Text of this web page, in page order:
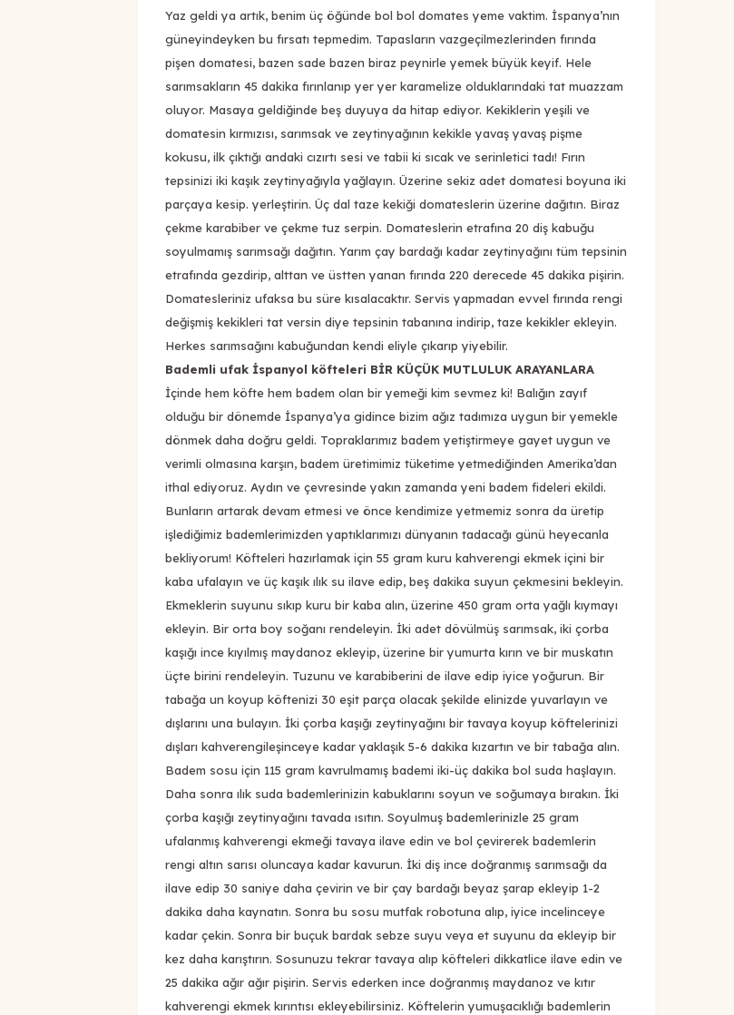
Yaz geldi ya artık, benim üç öğünde bol bol domates yeme vaktim. İspanya’nın
güneyindeyken bu fırsatı tepmedim. Tapasların vazgeçilmezlerinden fırında
pişen domatesi, bazen sade bazen biraz peynirle yemek büyük keyif. Hele
sarımsakların 45 dakika fırınlanıp yer yer karamelize olduklarındaki tat muazzam
oluyor. Masaya geldiğinde beş duyuya da hitap ediyor. Kekiklerin yeşili ve
domatesin kırmızısı, sarımsak ve zeytinyağının kekikle yavaş yavaş pişme
kokusu, ilk çıktığı andaki cızırtı sesi ve tabii ki sıcak ve serinletici tadı! Fırın
tepsinizi iki kaşık zeytinyağıyla yağlayın. Üzerine sekiz adet domatesi boyuna iki
parçaya kesip. yerleştirin. Üç dal taze kekiği domateslerin üzerine dağıtın. Biraz
çekme karabiber ve çekme tuz serpin. Domateslerin etrafına 20 diş kabuğu
soyulmamış sarımsağı dağıtın. Yarım çay bardağı kadar zeytinyağını tüm tepsinin
etrafında gezdirip, alttan ve üstten yanan fırında 220 derecede 45 dakika pişirin.
Domatesleriniz ufaksa bu süre kısalacaktır. Servis yapmadan evvel fırında rengi
değişmiş kekikleri tat versin diye tepsinin tabanına indirip, taze kekikler ekleyin.
Herkes sarımsağını kabuğundan kendi eliyle çıkarıp yiyebilir.
Bademli ufak İspanyol köfteleri BİR KÜÇÜK MUTLULUK ARAYANLARA
İçinde hem köfte hem badem olan bir yemeği kim sevmez ki! Balığın zayıf
olduğu bir dönemde İspanya’ya gidince bizim ağız tadımıza uygun bir yemekle
dönmek daha doğru geldi. Topraklarımız badem yetiştirmeye gayet uygun ve
verimli olmasına karşın, badem üretimimiz tüketime yetmediğinden Amerika’dan
ithal ediyoruz. Aydın ve çevresinde yakın zamanda yeni badem fideleri ekildi.
Bunların artarak devam etmesi ve önce kendimize yetmemiz sonra da üretip
işlediğimiz bademlerimizden yaptıklarımızı dünyanın tadacağı günü heyecanla
bekliyorum! Köfteleri hazırlamak için 55 gram kuru kahverengi ekmek içini bir
kaba ufalayın ve üç kaşık ılık su ilave edip, beş dakika suyun çekmesini bekleyin.
Ekmeklerin suyunu sıkıp kuru bir kaba alın, üzerine 450 gram orta yağlı kıymayı
ekleyin. Bir orta boy soğanı rendeleyin. İki adet dövülmüş sarımsak, iki çorba
kaşığı ince kıyılmış maydanoz ekleyip, üzerine bir yumurta kırın ve bir muskatın
üçte birini rendeleyin. Tuzunu ve karabiberini de ilave edip iyice yoğurun. Bir
tabağa un koyup köftenizi 30 eşit parça olacak şekilde elinizde yuvarlayın ve
dışlarını una bulayın. İki çorba kaşığı zeytinyağını bir tavaya koyup köftelerinizi
dışları kahverengileşinceye kadar yaklaşık 5-6 dakika kızartın ve bir tabağa alın.
Badem sosu için 115 gram kavrulmamış bademi iki-üç dakika bol suda haşlayın.
Daha sonra ılık suda bademlerinizin kabuklarını soyun ve soğumaya bırakın. İki
çorba kaşığı zeytinyağını tavada ısıtın. Soyulmuş bademlerinizle 25 gram
ufalanmış kahverengi ekmeği tavaya ilave edin ve bol çevirerek bademlerin
rengi altın sarısı oluncaya kadar kavurun. İki diş ince doğranmış sarımsağı da
ilave edip 30 saniye daha çevirin ve bir çay bardağı beyaz şarap ekleyip 1-2
dakika daha kaynatın. Sonra bu sosu mutfak robotuna alıp, iyice incelinceye
kadar çekin. Sonra bir buçuk bardak sebze suyu veya et suyunu da ekleyip bir
kez daha karıştırın. Sosunuzu tekrar tavaya alıp köfteleri dikkatlice ilave edin ve
25 dakika ağır ağır pişirin. Servis ederken ince doğranmış maydanoz ve kıtır
kahverengi ekmek kırıntısı ekleyebilirsiniz. Köftelerin yumuşacıklığı bademlerin